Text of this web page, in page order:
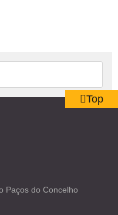
Paços do Concelho
Top